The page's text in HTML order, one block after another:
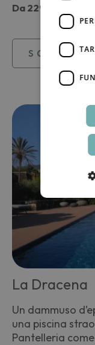
Da 229,00 €
SCOPRI
La Dracena
Un dammuso
una piscina
Pantelleria